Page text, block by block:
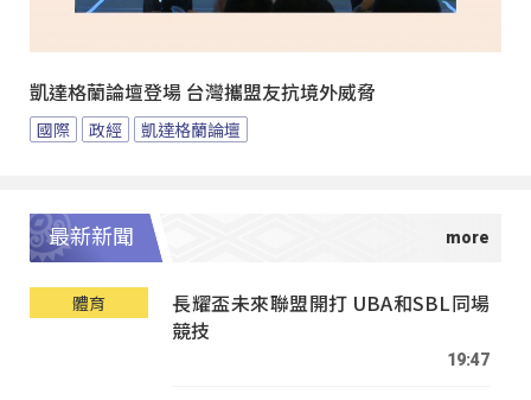
凱達格蘭論壇登場 台灣攜盟友抗境外威脅
國際 政經 凱達格蘭論壇
最新新聞
體育
長耀盃未來聯盟開打 UBA和SBL同場
競技
19:47